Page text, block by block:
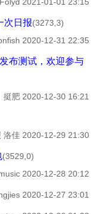
次日报(3273,3)
2020-12-31 22:35
布测试，欢迎参与
挺肥 2020-12-30 16:21
洛佳 2020-12-29 21:30
(3529,0)
2020-12-28 20:12
2020-12-27 23:01